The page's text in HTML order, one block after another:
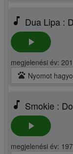
music_note Dua Lipa :
play_arrow
megjelenési év:
pets Nyomot
music_note Smokie :
play_arrow
megjelenési év: